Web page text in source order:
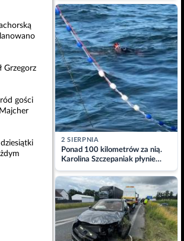
Grzegorz
gości
2 SIERPNIA
Ponad 100 kilometrów za nią.
Karolina Szczepaniak płynie
przez Bałtyk dla Piotra.
Aktualizacja